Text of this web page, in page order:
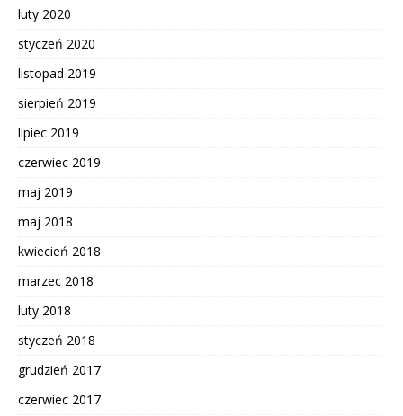
luty 2020
styczeń 2020
listopad 2019
sierpień 2019
lipiec 2019
czerwiec 2019
maj 2019
maj 2018
kwiecień 2018
marzec 2018
luty 2018
styczeń 2018
grudzień 2017
czerwiec 2017